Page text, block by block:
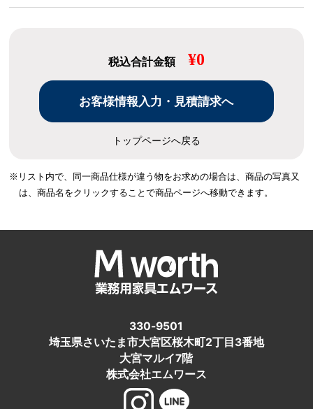
税込合計金額 ¥0
トップページへ戻る
※リスト内で、同一商品仕様が違う物をお求めの場合は、商品の写真又
は、商品名をクリックすることで商品ページへ移動できます。
330-9501
埼玉県さいたま市大宮区桜木町2丁目3番地
大宮マルイ7階
株式会社エムワース